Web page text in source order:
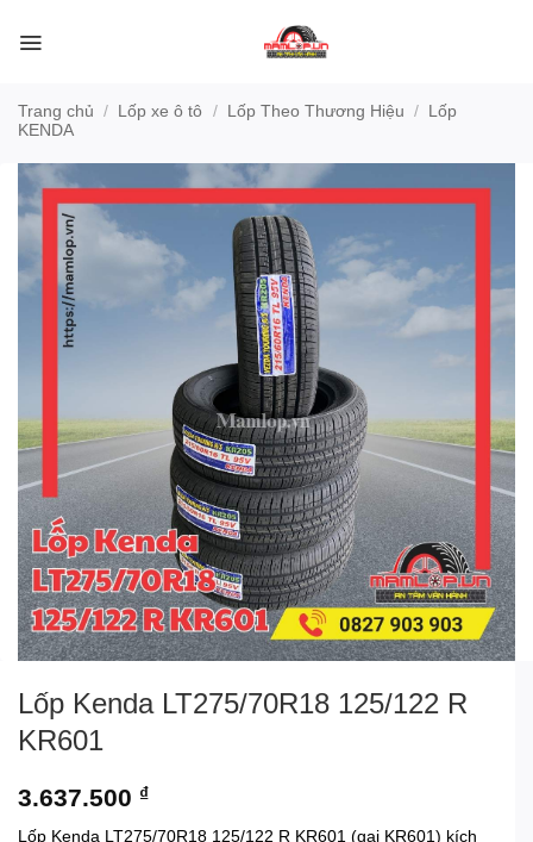
qua
Trang chủ / Lốp xe ô tô / Lốp Theo Thương Hiệu / Lốp
KENDA
Lốp Kenda LT275/70R18 125/122 R
KR601
3.637.500 ₫
Lốp Kenda LT275/70R18 125/122 R KR601 (gai KR601) kích